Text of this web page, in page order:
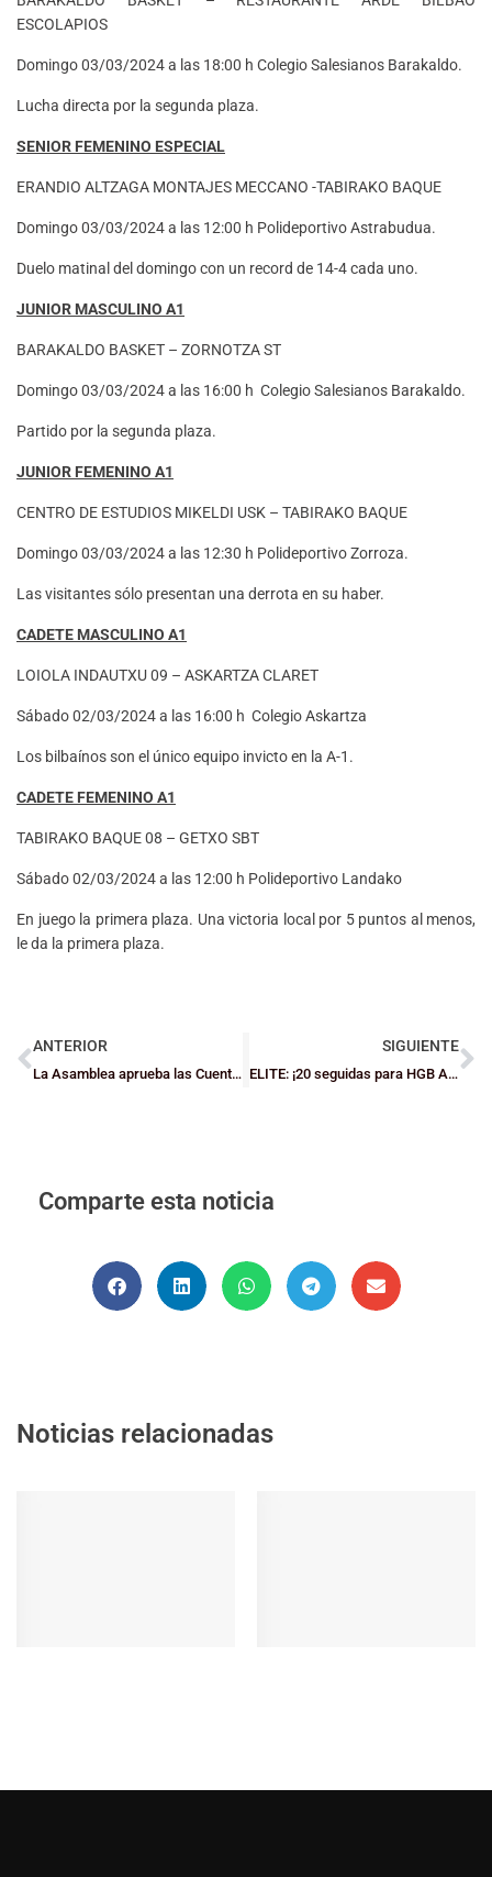
ESCOLAPIOS
Domingo 03/03/2024 a las 18:00 h Colegio Salesianos Barakaldo.
Lucha directa por la segunda plaza.
SENIOR FEMENINO ESPECIAL
ERANDIO ALTZAGA MONTAJES MECCANO -TABIRAKO BAQUE
Domingo 03/03/2024 a las 12:00 h Polideportivo Astrabudua.
Duelo matinal del domingo con un record de 14-4 cada uno.
JUNIOR MASCULINO A1
BARAKALDO BASKET – ZORNOTZA ST
Domingo 03/03/2024 a las 16:00 h Colegio Salesianos Barakaldo.
Partido por la segunda plaza.
JUNIOR FEMENINO A1
CENTRO DE ESTUDIOS MIKELDI USK – TABIRAKO BAQUE
Domingo 03/03/2024 a las 12:30 h Polideportivo Zorroza.
Las visitantes sólo presentan una derrota en su haber.
CADETE MASCULINO A1
LOIOLA INDAUTXU 09 – ASKARTZA CLARET
Sábado 02/03/2024 a las 16:00 h Colegio Askartza
Los bilbaínos son el único equipo invicto en la A-1.
CADETE FEMENINO A1
TABIRAKO BAQUE 08 – GETXO SBT
Sábado 02/03/2024 a las 12:00 h Polideportivo Landako
En juego la primera plaza. Una victoria local por 5 puntos al menos,
le da la primera plaza.
ANTERIOR
La Asamblea aprueba las Cuentas de 2023 y el Presupuesto de 2024
SIGUIENTE
ELITE: ¡20 seguidas para HGB Ausarta Barakaldo!
Comparte esta noticia
Noticias relacionadas